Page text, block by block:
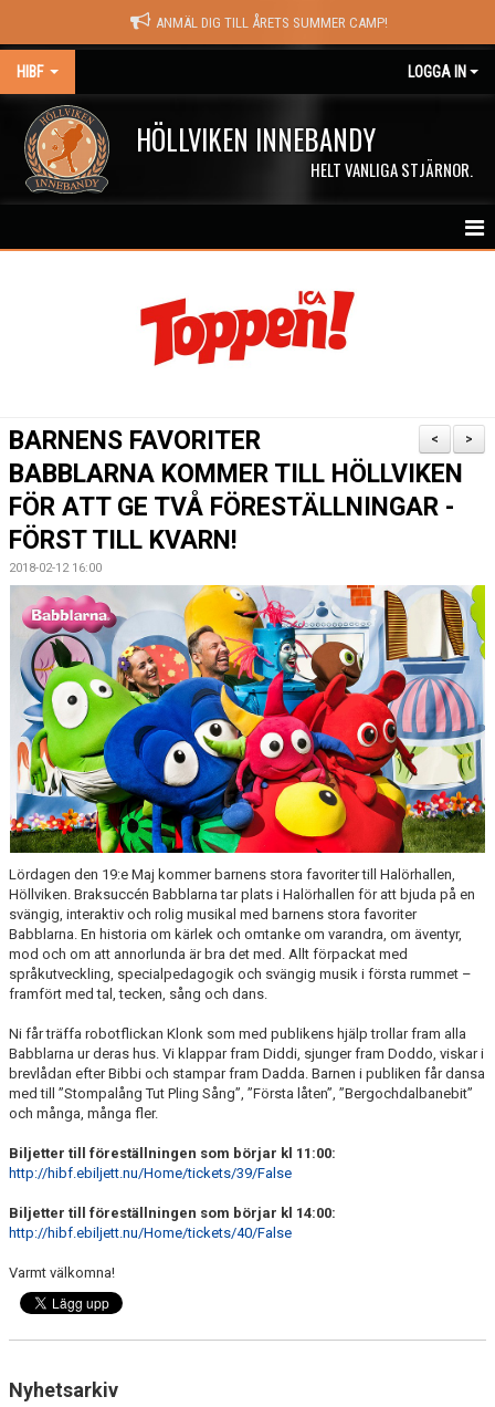
ANMÄL DIG TILL ÅRETS SUMMER CAMP!
HIBF LOGGA IN
HÖLLVIKEN INNEBANDY
HELT VANLIGA STJÄRNOR.
KALENDER
MEDLEMSKAP
KONTAKT
>
<
BARNENS FAVORITER
BABBLARNA KOMMER TILL HÖLLVIKEN
FÖR ATT GE TVÅ FÖRESTÄLLNINGAR -
FÖRST TILL KVARN!
2018-02-12 16:00
Lördagen den 19:e Maj kommer barnens stora favoriter till Halörhallen,
Höllviken. Braksuccén Babblarna tar plats i Halörhallen för att bjuda på en
svängig, interaktiv och rolig musikal med barnens stora favoriter
Babblarna. En historia om kärlek och omtanke om varandra, om äventyr,
mod och om att annorlunda är bra det med. Allt förpackat med
språkutveckling, specialpedagogik och svängig musik i första rummet –
framfört med tal, tecken, sång och dans.
Ni får träffa robotflickan Klonk som med publikens hjälp trollar fram alla
Babblarna ur deras hus. Vi klappar fram Diddi, sjunger fram Doddo, viskar i
brevlådan efter Bibbi och stampar fram Dadda. Barnen i publiken får dansa
med till ”Stompalång Tut Pling Sång”, ”Första låten”, ”Bergochdalbanebit”
och många, många fler.
Biljetter till föreställningen som börjar kl 11:00:
http://hibf.ebiljett.nu/Home/tickets/39/False
Biljetter till föreställningen som börjar kl 14:00:
http://hibf.ebiljett.nu/Home/tickets/40/False
Varmt välkomna!
Nyhetsarkiv